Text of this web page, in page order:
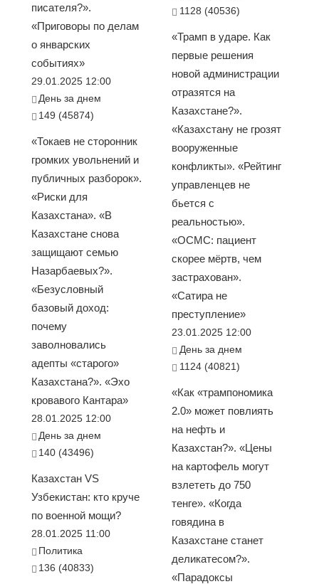
писателя?».
«Приговоры по делам
о январских
событиях»
29.01.2025 12:00
День за днем
149 (45874)
«Токаев не сторонник
громких увольнений и
публичных разборок».
«Риски для
Казахстана». «В
Казахстане снова
защищают семью
Назарбаевых?».
«Безусловный
базовый доход:
почему
заволновались
адепты «старого»
Казахстана?». «Эхо
кровавого Кантара»
28.01.2025 12:00
День за днем
140 (43496)
Казахстан VS
Узбекистан: кто круче
по военной мощи?
28.01.2025 11:00
Политика
136 (40833)
1128 (40536)
«Трамп в ударе. Как
первые решения
новой администрации
отразятся на
Казахстане?».
«Казахстану не грозят
вооруженные
конфликты». «Рейтинг
управленцев не
бьется с
реальностью».
«ОСМС: пациент
скорее мёртв, чем
застрахован».
«Сатира не
преступление»
23.01.2025 12:00
День за днем
1124 (40821)
«Как «трампономика
2.0» может повлиять
на нефть и
Казахстан?». «Цены
на картофель могут
взлететь до 750
тенге». «Когда
говядина в
Казахстане станет
деликатесом?».
«Парадоксы